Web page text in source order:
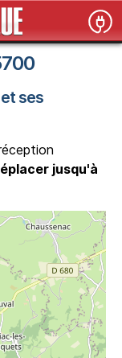
ses
jusqu'à